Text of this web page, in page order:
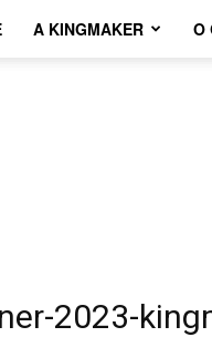
A KINGMAKER O
2023-